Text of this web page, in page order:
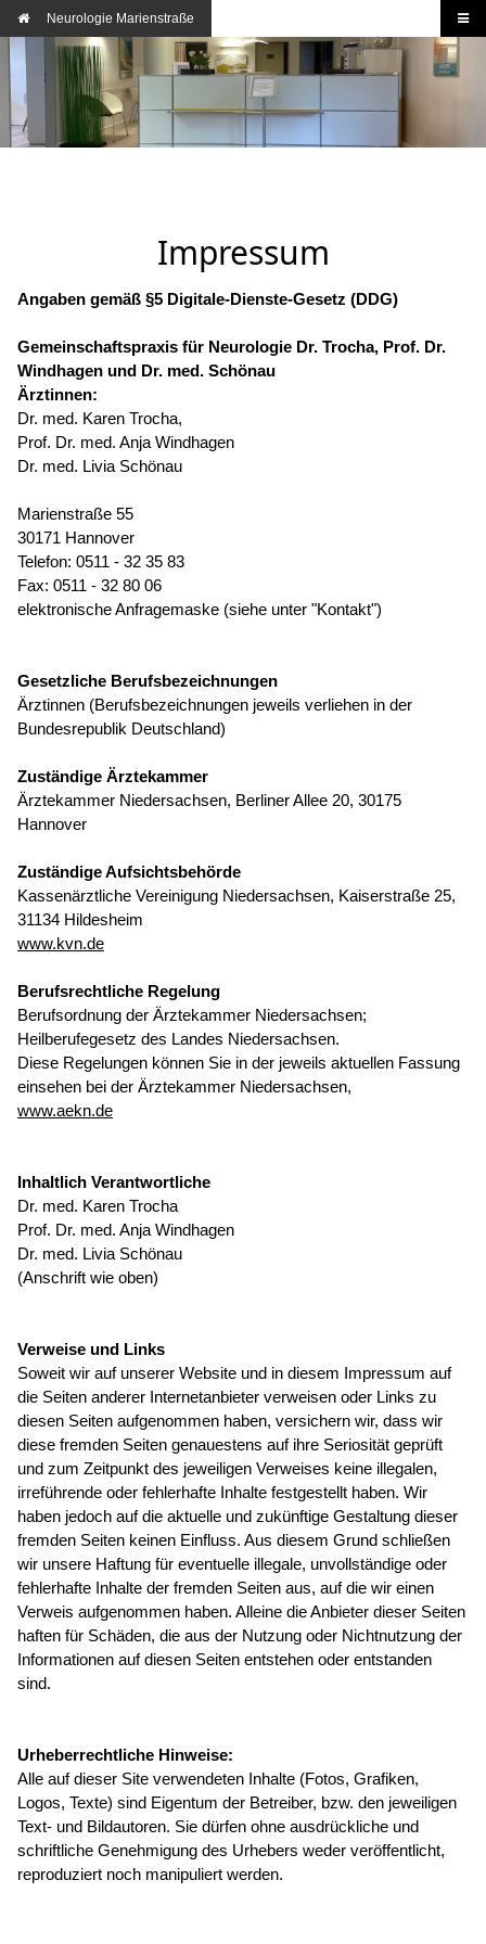
Neurologie Marienstraße
Impressum
Angaben gemäß §5 Digitale-Dienste-Gesetz (DDG)
Gemeinschaftspraxis für Neurologie Dr. Trocha, Prof. Dr.
Windhagen und Dr. med. Schönau
Ärztinnen:
Dr. med. Karen Trocha,
Prof. Dr. med. Anja Windhagen
Dr. med. Livia Schönau
Marienstraße 55
30171 Hannover
Telefon: 0511 - 32 35 83
Fax: 0511 - 32 80 06
elektronische Anfragemaske (siehe unter "Kontakt")
Gesetzliche Berufsbezeichnungen
Ärztinnen (Berufsbezeichnungen jeweils verliehen in der
Bundesrepublik Deutschland)
Zuständige Ärztekammer
Ärztekammer Niedersachsen, Berliner Allee 20, 30175
Hannover
Zuständige Aufsichtsbehörde
Kassenärztliche Vereinigung Niedersachsen, Kaiserstraße 25,
31134 Hildesheim
www.kvn.de
Berufsrechtliche Regelung
Berufsordnung der Ärztekammer Niedersachsen;
Heilberufegesetz des Landes Niedersachsen.
Diese Regelungen können Sie in der jeweils aktuellen Fassung
einsehen bei der Ärztekammer Niedersachsen,
www.aekn.de
Inhaltlich Verantwortliche
Dr. med. Karen Trocha
Prof. Dr. med. Anja Windhagen
Dr. med. Livia Schönau
(Anschrift wie oben)
Verweise und Links
Soweit wir auf unserer Website und in diesem Impressum auf
die Seiten anderer Internetanbieter verweisen oder Links zu
diesen Seiten aufgenommen haben, versichern wir, dass wir
diese fremden Seiten genauestens auf ihre Seriosität geprüft
und zum Zeitpunkt des jeweiligen Verweises keine illegalen,
irreführende oder fehlerhafte Inhalte festgestellt haben. Wir
haben jedoch auf die aktuelle und zukünftige Gestaltung dieser
fremden Seiten keinen Einfluss. Aus diesem Grund schließen
wir unsere Haftung für eventuelle illegale, unvollständige oder
fehlerhafte Inhalte der fremden Seiten aus, auf die wir einen
Verweis aufgenommen haben. Alleine die Anbieter dieser Seiten
haften für Schäden, die aus der Nutzung oder Nichtnutzung der
Informationen auf diesen Seiten entstehen oder entstanden
sind.
Urheberrechtliche Hinweise:
Alle auf dieser Site verwendeten Inhalte (Fotos, Grafiken,
Logos, Texte) sind Eigentum der Betreiber, bzw. den jeweiligen
Text- und Bildautoren. Sie dürfen ohne ausdrückliche und
schriftliche Genehmigung des Urhebers weder veröffentlicht,
reproduziert noch manipuliert werden.